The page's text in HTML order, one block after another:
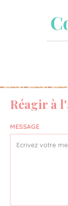
Réagir à
MESSAGE